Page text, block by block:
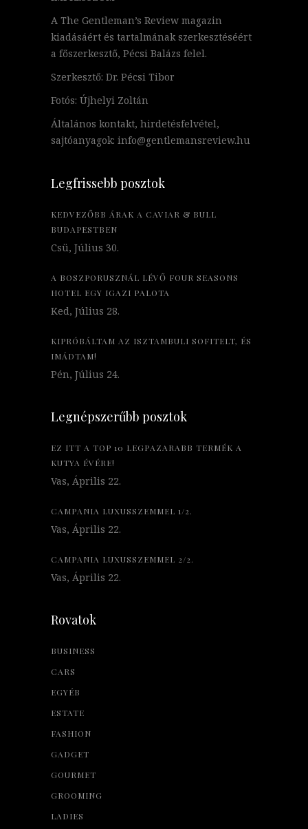
A The Gentleman’s Review magazin
kiadásáért és tartalmának szerkesztéséért
a főszerkesztő, Pécsi Balázs felel.
Szerkesztő: Dr. Pécsi Tibor
Fotós: Újhelyi Zoltán
Általános kontakt, hirdetésfelvétel,
sajtóanyagok: info@gentlemansreview.hu
Legfrissebb posztok
KEDVEZŐBB ÁRAK A CAVIAR & BULL
BUDAPESTBEN
Csü, Július 30.
A BOSZPORUSZNÁL LÉVŐ FOUR SEASONS
HOTEL EGY IGAZI PALOTA
Ked, Július 28.
KIPRÓBÁLTAM AZ ISZTAMBULI SOFITELT, ÉS
IMÁDTAM!
Pén, Július 24.
Legnépszerűbb posztok
EZ ITT A TOP 10 LEGPAZARABB TERMÉK A
KUTYA ÉVÉRE!
Vas, Április 22.
CAMPANIA LUXUSSZEMMEL 1/2.
Vas, Április 22.
CAMPANIA LUXUSSZEMMEL 2/2.
Vas, Április 22.
Rovatok
BUSINESS
CARS
EGYÉB
ESTATE
FASHION
GADGET
GOURMET
GROOMING
LADIES